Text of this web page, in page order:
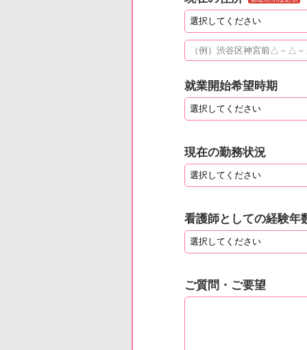
就業開始希望時期
現在の勤務状況
看護師としての経験年
ご質問・ご要望